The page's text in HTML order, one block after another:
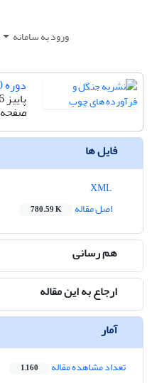
ورود به سامانه
دوره 70، شماره 3
پاییز 1396
صفحه
فایل ها
اصل مقاله
780.59 K
هم رسانی
ارجاع به این مقاله
آمار
تعداد مشاهده مقاله 1,160